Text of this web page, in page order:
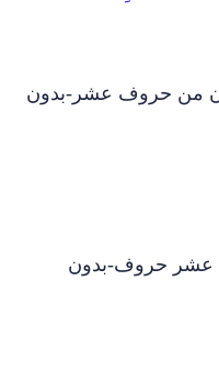
من حروف عشر-بدون
من عشر حروف-بدون